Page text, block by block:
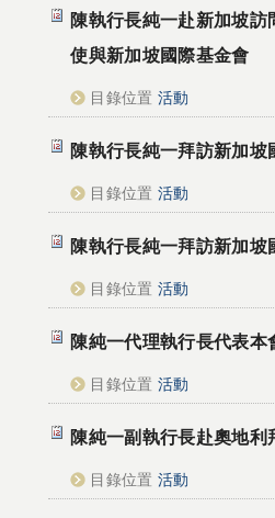
陳執行長純一赴新加坡
使與新加坡國際基金會
目錄位置 活動
陳執行長純一拜訪新加
目錄位置 活動
陳執行長純一拜訪新加坡
目錄位置 活動
陳純一代理執行長代表
目錄位置 活動
陳純一副執行長赴奧地
目錄位置 活動